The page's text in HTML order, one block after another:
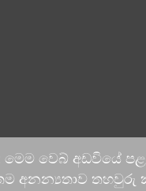
මෙම වෙබ්
අනන්‍යතාව තහවුරු